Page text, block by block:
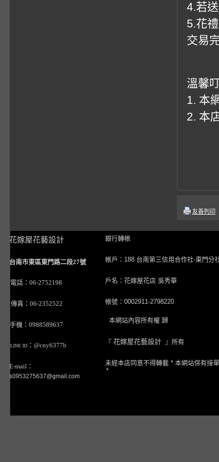
4.若
5.花
交易
溫馨
1. 本
2. 本
友善列印
花嫁屋花藝設計
台南市東區東門路二段27號
電話：06-2752198
傳真：06-2352522
手機：0988589637
LINE ID ：@cny6377b
E-mail：
s0953275637@gmail.com
銀行轉帳
帳戶：188 台南第三信用合作社-東門分
戶名：花嫁屋花店 吳秀華
帳號：0002911-2798220
本網站內容所有權 歸
『 花嫁屋花藝設計 』所有
未經本店同意不得轉載 * 本網站保有接
*